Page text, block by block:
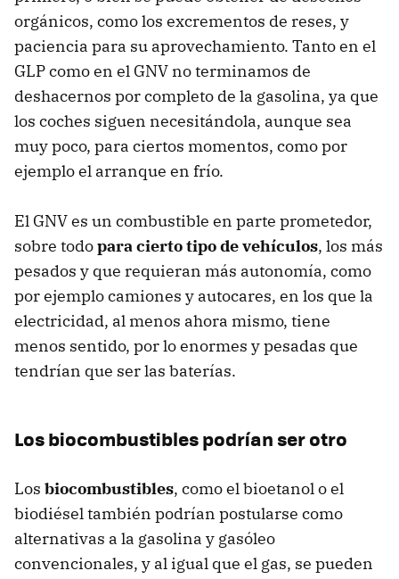
orgánicos, como los excrementos de reses, y
paciencia para su aprovechamiento. Tanto en el
GLP como en el GNV no terminamos de
deshacernos por completo de la gasolina, ya que
los coches siguen necesitándola, aunque sea
muy poco, para ciertos momentos, como por
ejemplo el arranque en frío.
El GNV es un combustible en parte prometedor,
sobre todopara cierto tipo de vehículos, los más
pesados y que requieran más autonomía, como
por ejemplo camiones y autocares, en los que la
electricidad, al menos ahora mismo, tiene
menos sentido, por lo enormes y pesadas que
tendrían que ser las baterías.
Los biocombustibles podrían ser otro
Los biocombustibles, como el bioetanol o el
biodiésel también podrían postularse como
alternativas a la gasolina y gasóleo
convencionales, y al igual que el gas, se pueden